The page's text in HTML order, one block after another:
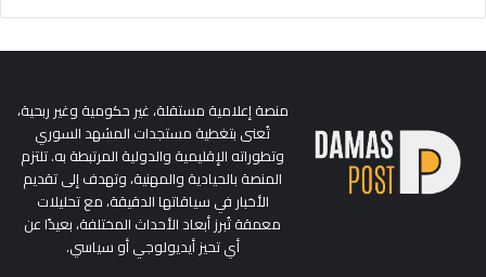
منصة إعلامية مستقلة، غير حكومية وغير ربحية،
تُعنى بتغطية مستجدات المشهد السوري
وتطوراته الإقليمية والدولية المرتبطة به. تلتزم
المنصة بالحيادية والمهنية، وتهدف إلى تقديم
الأخبار في سياقاتها الدقيقة، مع تحليلات
معمقة تُبرز أبعاد الأحداث المختلفة، بعيدًا عن
أي تحيز أيديولوجي أو سياسي.